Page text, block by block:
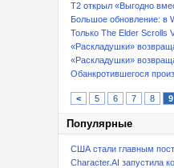
T2 открыл «Выгодно
Большое обновление: в
Только The Elder Scrolls
«Раскладушки»
«Раскладушки»
Обанкротившегося
< 5 6 7 8 9
Популярные
США стали главным
Character.AI запустила